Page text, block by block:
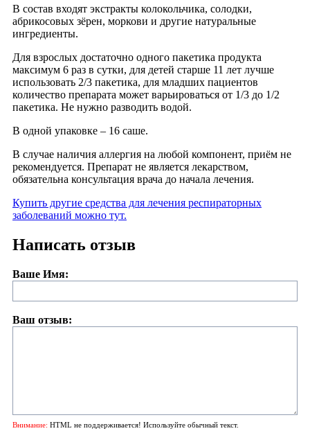
В состав входят экстракты колокольчика, солодки,
абрикосовых зёрен, моркови и другие натуральные
ингредиенты.
Для взрослых достаточно одного пакетика продукта
максимум 6 раз в сутки, для детей старше 11 лет лучше
использовать 2/3 пакетика, для младших пациентов
количество препарата может варьироваться от 1/3 до 1/2
пакетика. Не нужно разводить водой.
В одной упаковке – 16 саше.
В случае наличия аллергия на любой компонент, приём не
рекомендуется. Препарат не является лекарством,
обязательна консультация врача до начала лечения.
Купить другие средства для лечения респираторных
заболеваний можно тут.
Написать отзыв
Ваше Имя:
Ваш отзыв:
Внимание: HTML не поддерживается! Используйте обычный текст.